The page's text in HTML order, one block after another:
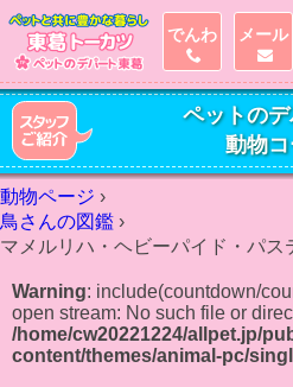
ペットの
動物
動物ページ ›
鳥さんの図鑑 ›
マメルリハ・ヘビーパイド・パス
Warning: include(countdown/
open stream: No such file or
/home/cw20221224/allpet.jp/
content/themes/animal-pc/
でんわ メール